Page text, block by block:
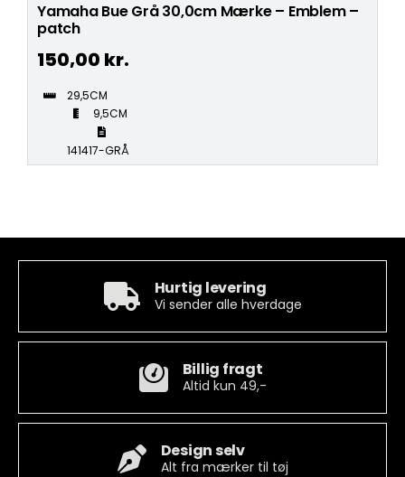
Yamaha Bue Grå 30,0cm Mærke – Emblem –
patch
150,00 kr.
29,5CM
9,5CM
141417-GRÅ
Hurtig levering
Vi sender alle hverdage
Billig fragt
Altid kun 49,-
Design selv
Alt fra mærker til tøj